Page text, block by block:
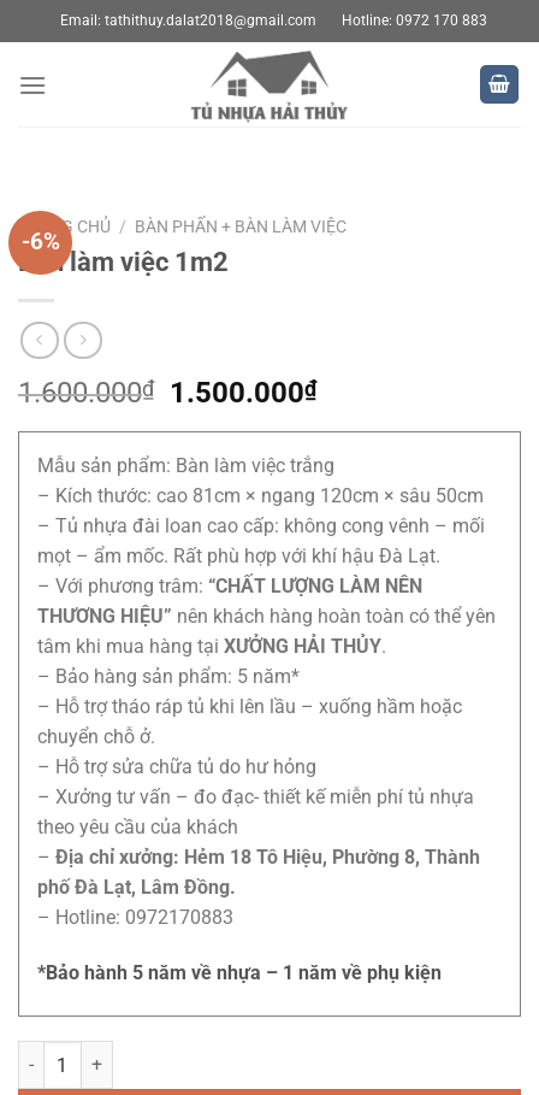
qua
nội
Email: tathithuy.dalat2018@gmail.com Hotline: 0972 170 883
-6%
TRANG CHỦ / BÀN PHẤN + BÀN LÀM VIỆC
Bàn làm việc 1m2
1.600.000₫
Giá
là:
1.600.000₫.
1.500.000₫Giá
là:
1.500.000₫.
Mẫu sản phẩm: Bàn làm việc trắng
– Kích thước: cao 81cm × ngang 120cm × sâu 50cm
– Tủ nhựa đài loan cao cấp: không cong vênh – mối
mọt – ẩm mốc. Rất phù hợp với khí hậu Đà Lạt.
– Với phương trâm: “CHẤT LƯỢNG LÀM NÊN
THƯƠNG HIỆU” nên khách hàng hoàn toàn có thể yên
tâm khi mua hàng tại XƯỞNG HẢI THỦY.
– Bảo hàng sản phẩm: 5 năm*
– Hỗ trợ tháo ráp tủ khi lên lầu – xuống hầm hoặc
chuyển chỗ ở.
– Hỗ trợ sửa chữa tủ do hư hỏng
– Xưởng tư vấn – đo đạc- thiết kế miễn phí tủ nhựa
theo yêu cầu của khách
– Địa chỉ xưởng: Hẻm 18 Tô Hiệu, Phường 8, Thành
phố Đà Lạt, Lâm Đồng.
– Hotline: 0972170883
*Bảo hành 5 năm về nhựa – 1 năm về phụ kiện
Bàn làm việc 1m2 số lượng